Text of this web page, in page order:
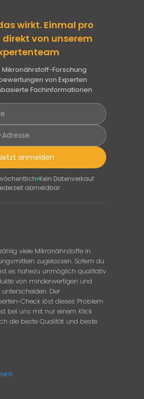
wirkt. Einmal pro
direkt von unserem
Mikronährstoff-Forschung
von Experten
Fachinformationen
anmelden
Kein Datenverkauf
abmeldbar
viele Mikronährstoffe in
zugelassen. Sofern du
es nahezu unmöglich qualitativ
von minderwertigen und
Der
Check löst dieses Problem
bei uns mit nur einem Klick
die beste Qualität und beste